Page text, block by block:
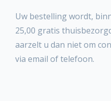
Uw bestelling wordt,
25,00 gratis
aarzelt u dan niet om
via email of telefoon.